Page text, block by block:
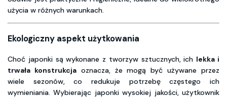
użycia w różnych warunkach.
Ekologiczny aspekt użytkowania
Choć japonki są wykonane z tworzyw sztucznych, ich lekka i
trwała konstrukcjaoznacza, że mogą być używane przez
wiele sezonów, co redukuje potrzebę częstego ich
wymieniania. Wybierając japonki wysokiej jakości, użytkownik